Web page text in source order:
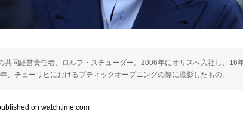
共同経営責任者、ロルフ・スチューダー。2006年にオリスへ入社し、16
、チューリヒにおけるブティックオープニングの際に撮影したもの。
on watchtime.com